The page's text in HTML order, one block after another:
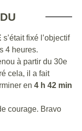
s’était fixé l’objectif
4 heures.
à partir du 30e
cela, il a fait
en 4 h 42 min
courage. Bravo